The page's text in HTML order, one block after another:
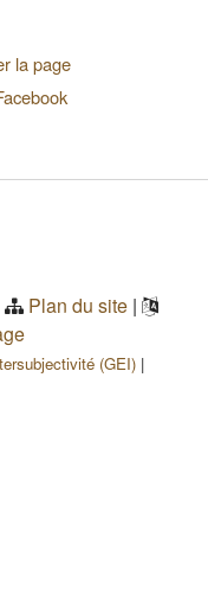
la page
Plan du site |
(GEI) |
envoie un courriel)